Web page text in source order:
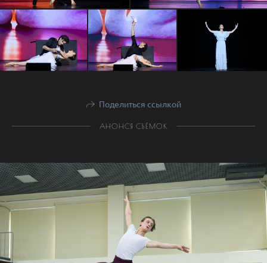
Поделиться ссылкой
АНОНСЯ СЪЁМОК